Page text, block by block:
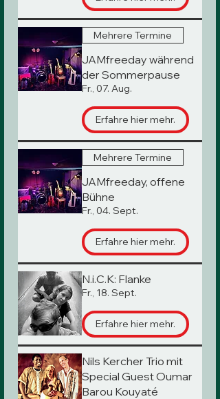
Mehrere Termine
JAMfreeday während
der Sommerpause
Fr., 07. Aug.
Erfahre hier mehr.
Mehrere Termine
JAMfreeday, offene
Bühne
Fr., 04. Sept.
Erfahre hier mehr.
N.i.C.K: Flanke
Fr., 18. Sept.
Erfahre hier mehr.
Nils Kercher Trio mit
Special Guest Oumar
Barou Kouyaté